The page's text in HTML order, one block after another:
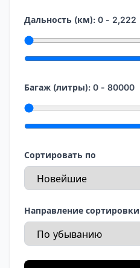
Дальность (км): 0 - 2,222
Минимальный
Максимальный
Багаж (литры): 0 - 80000
Минимум багажа
Максимум багажа
Сортировать по
Направление сортировки